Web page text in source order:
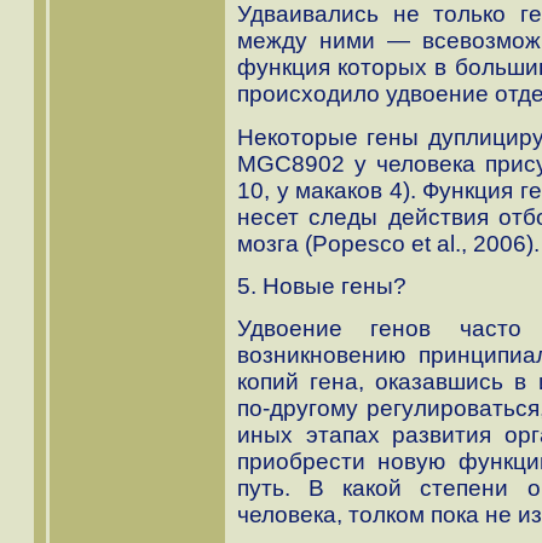
Удваивались не только
между ними —
функция которых в
происходило удвоение
Некоторые гены
MGC8902 у человека
10, у макаков 4). Функция
несет следы действия
мозга (Popesco et al., 2006).
5. Новые гены?
Удвоение генов
возникновению
копий гена, оказавшись
по-другому
иных этапах развития
приобрести новую
путь. В какой степени
человека, толком пока не